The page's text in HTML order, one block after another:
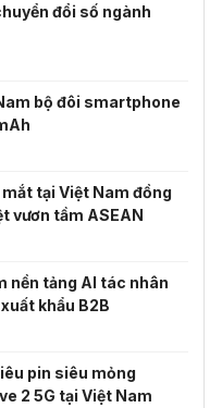
đổi số ngành
bộ đôi smartphone
tại Việt Nam đồng
vươn tầm ASEAN
nền tảng AI tác nhân
khẩu B2B
pin siêu mỏng
2 5G tại Việt Nam